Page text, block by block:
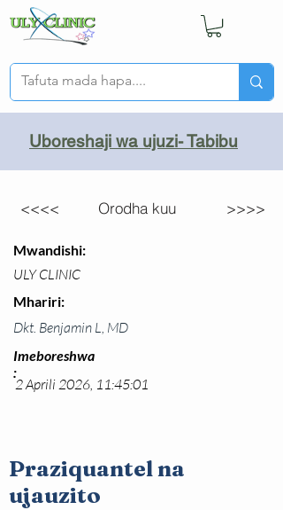
Uboreshaji wa ujuzi- Tabibu
<<<< Orodha kuu >>>>
Mwandishi:
ULY CLINIC
Mhariri:
Dkt. Benjamin L, MD
2 Aprili 2026, 11:45:01
Praziquantel na
ujauzito
Imeboreshwa
: